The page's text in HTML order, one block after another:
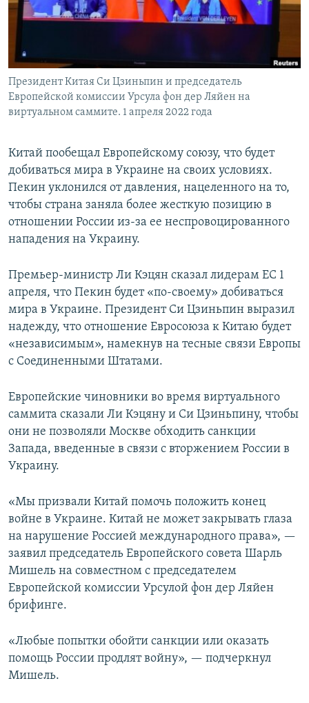
Президент Китая Си Цзиньпин и председатель
Европейской комиссии Урсула фон дер Ляйен на
виртуальном саммите. 1 апреля 2022 года
Китай пообещал Европейскому союзу, что будет
добиваться мира в Украине на своих условиях.
Пекин уклонился от давления, нацеленного на то,
чтобы страна заняла более жесткую позицию в
отношении России из-за ее неспровоцированного
нападения на Украину.
Премьер-министр Ли Кэцян сказал лидерам ЕС 1
апреля, что Пекин будет «по-своему» добиваться
мира в Украине. Президент Си Цзиньпин выразил
надежду, что отношение Евросоюза к Китаю будет
«независимым», намекнув на тесные связи Европы
с Соединенными Штатами.
Европейские чиновники во время виртуального
саммита сказали Ли Кэцяну и Си Цзиньпину, чтобы
они не позволяли Москве обходить санкции
Запада, введенные в связи с вторжением России в
Украину.
«Мы призвали Китай помочь положить конец
войне в Украине. Китай не может закрывать глаза
на нарушение Россией международного права», —
заявил председатель Европейского совета Шарль
Мишель на совместном с председателем
Европейской комиссии Урсулой фон дер Ляйен
брифинге.
«Любые попытки обойти санкции или оказать
помощь России продлят войну», — подчеркнул
Мишель.